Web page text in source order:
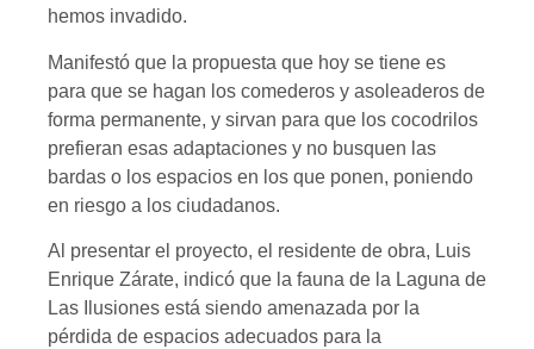
hemos invadido.
Manifestó que la propuesta que hoy se tiene es
para que se hagan los comederos y asoleaderos de
forma permanente, y sirvan para que los cocodrilos
prefieran esas adaptaciones y no busquen las
bardas o los espacios en los que ponen, poniendo
en riesgo a los ciudadanos.
Al presentar el proyecto, el residente de obra, Luis
Enrique Zárate, indicó que la fauna de la Laguna de
Las Ilusiones está siendo amenazada por la
pérdida de espacios adecuados para la